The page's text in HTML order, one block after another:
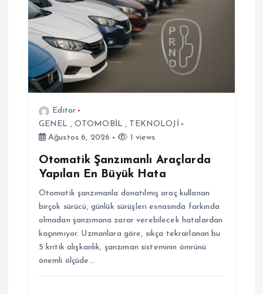
n
m
e
Editor
GENEL , OTOMOBİL , TEKNOLOJİ
Ağustos 6, 2026
1 views
Otomatik Şanzımanlı Araçlarda
Yapılan En Büyük Hata
Otomatik şanzımanla donatılmış araç kullanan
birçok sürücü, günlük sürüşleri esnasında farkında
olmadan şanzımana zarar verebilecek hatalardan
kaçınmıyor. Uzmanlara göre, sıkça tekrarlanan bu
5 kritik alışkanlık, şanzıman sisteminin ömrünü
önemli ölçüde…